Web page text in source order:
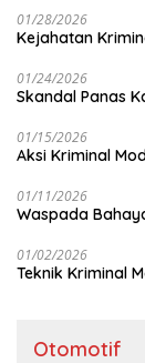
01/28/2026
Kejahatan
01/24/2026
Skandal Panas
01/15/2026
Aksi Kriminal
01/11/2026
Waspada
01/02/2026
Teknik Kriminal
Otomotif